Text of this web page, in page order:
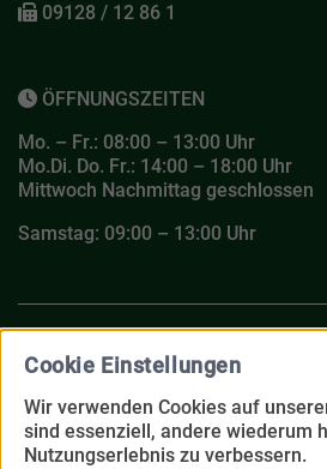
09128 / 12 86 1
ÖFFNUNGSZEITEN
Mo. – Fr.: 08:00 – 13:00 Uhr
Mo.Di. Do. Fr.: 14:00 – 18:00 Uhr
Mittwoch Nachmittag geschlossen
Samstag: 09:00 – 13:00 Uhr
Impressum
Cookie Einstellungen
Wir verwenden Cookies auf
sind essenziell, andere wiederum
Nutzungserlebnis zu verbessern.